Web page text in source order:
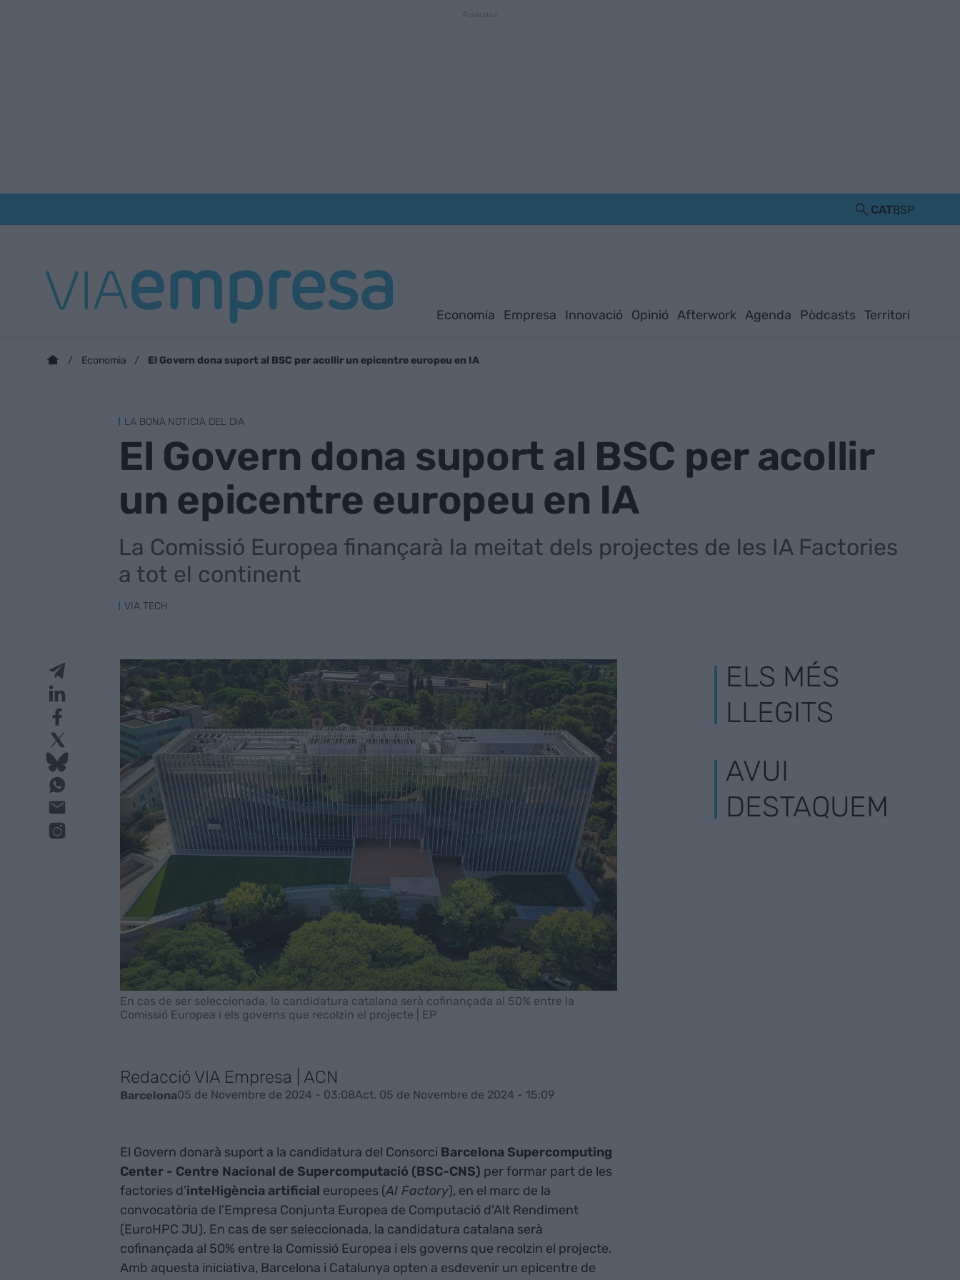
CATESP
Economia Empresa Innovació Opinió Afterwork Agenda Pòdcasts Territori
Economia El Govern dona suport al BSC per acollir un epicentre europeu en IA
LA BONA NOTICIA DEL DIA
El Govern dona suport al BSC per acollir
un epicentre europeu en IA
La Comissió Europea finançarà la meitat dels projectes de les IA Factories
a tot el continent
VIA TECH
En cas de ser seleccionada, la candidatura catalana serà cofinançada al 50% entre la
Comissió Europea i els governs que recolzin el projecte | EP
Redacció VIA Empresa | ACN
Barcelona05 de Novembre de 2024 - 03:08Act. 05 de Novembre de 2024 - 15:09
El Govern donarà suport a la candidatura del Consorci Barcelona Supercomputing
Center - Centre Nacional de Supercomputació (BSC-CNS) per formar part de les
factories d’intel·ligència artificial europees (AI Factory), en el marc de la
convocatòria de l’Empresa Conjunta Europea de Computació d'Alt Rendiment
(EuroHPC JU). En cas de ser seleccionada, la candidatura catalana serà
cofinançada al 50% entre la Comissió Europea i els governs que recolzin el projecte.
Amb aquesta iniciativa, Barcelona i Catalunya opten a esdevenir un epicentre de
ELS MÉS
LLEGITS
AVUI
DESTAQUEM